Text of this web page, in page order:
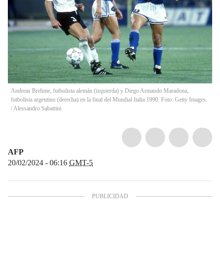
Andreas Brehme, futbolista alemán (izquierda) y Diego Armando Maradona,
futbolista argentino (derecha) en la final del Mundial Italia 1990. Foto: Getty Images.
/Alessandro Sabattini
AFP
20/02/2024 - 06:16 GMT-5